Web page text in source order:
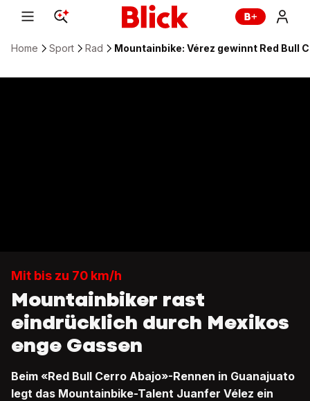
Home Sport Rad Mountainbike: Vérez gewinnt Red Bull
Mit bis zu 70 km/h
Mountainbiker rast
eindrücklich durch Mexikos
enge Gassen
Beim «Red Bull Cerro Abajo»-Rennen in Guanajuato
legt das Mountainbike-Talent Juanfer Vélez ein